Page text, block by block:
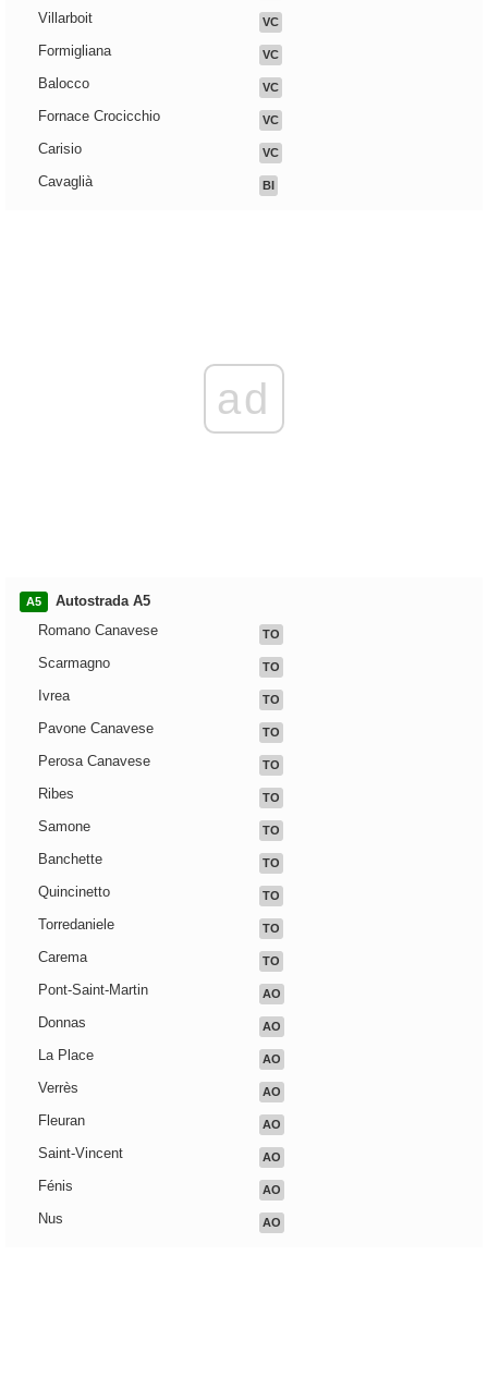
Villarboit VC
Formigliana VC
Balocco VC
Fornace Crocicchio VC
Carisio VC
Cavaglià BI
ad
A5
Autostrada A5
Romano Canavese
TO
Scarmagno TO
Ivrea TO
Pavone Canavese TO
Perosa Canavese TO
Ribes TO
Samone TO
Banchette TO
Quincinetto TO
Torredaniele TO
Carema TO
Pont-Saint-Martin AO
Donnas AO
La Place AO
Verrès AO
Fleuran AO
Saint-Vincent AO
Fénis AO
Nus AO